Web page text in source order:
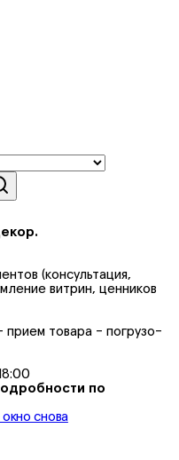
(консультация,
витрин, ценников
прием товара - погрузо-
по
снова